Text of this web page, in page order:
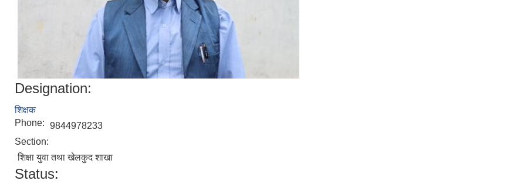
Designation:
शिक्षक
Phone: 9844978233
Section:
शिक्षा युवा तथा खेलकुद शाखा
Status: